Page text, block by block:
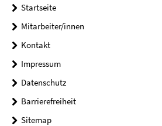
Startseite
Mitarbeiter/innen
Kontakt
Impressum
Datenschutz
Barrierefreiheit
Sitemap